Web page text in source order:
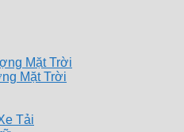
Mặt Trời
Mặt Trời
Tải